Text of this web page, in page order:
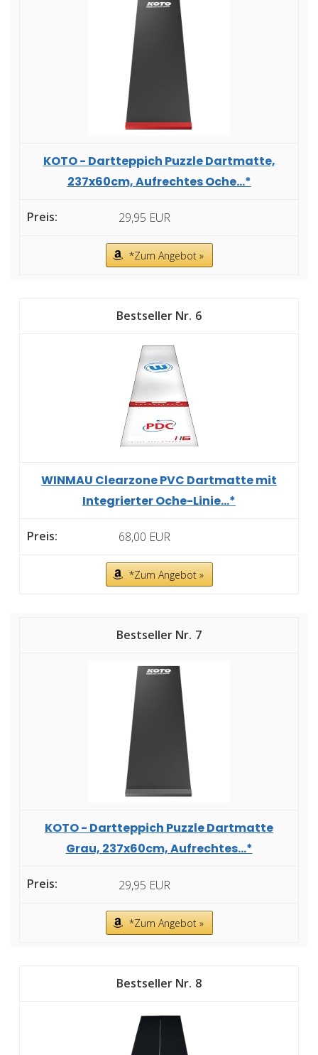
KOTO - Dartteppich Puzzle Dartmatte,
237x60cm, Aufrechtes Oche...*
29,95 EUR
*Zum Angebot »
6
WINMAU Clearzone PVC Dartmatte mit
Integrierter Oche-Linie...*
68,00 EUR
*Zum Angebot »
7
KOTO - Dartteppich Puzzle Dartmatte
Grau, 237x60cm, Aufrechtes...*
29,95 EUR
*Zum Angebot »
8